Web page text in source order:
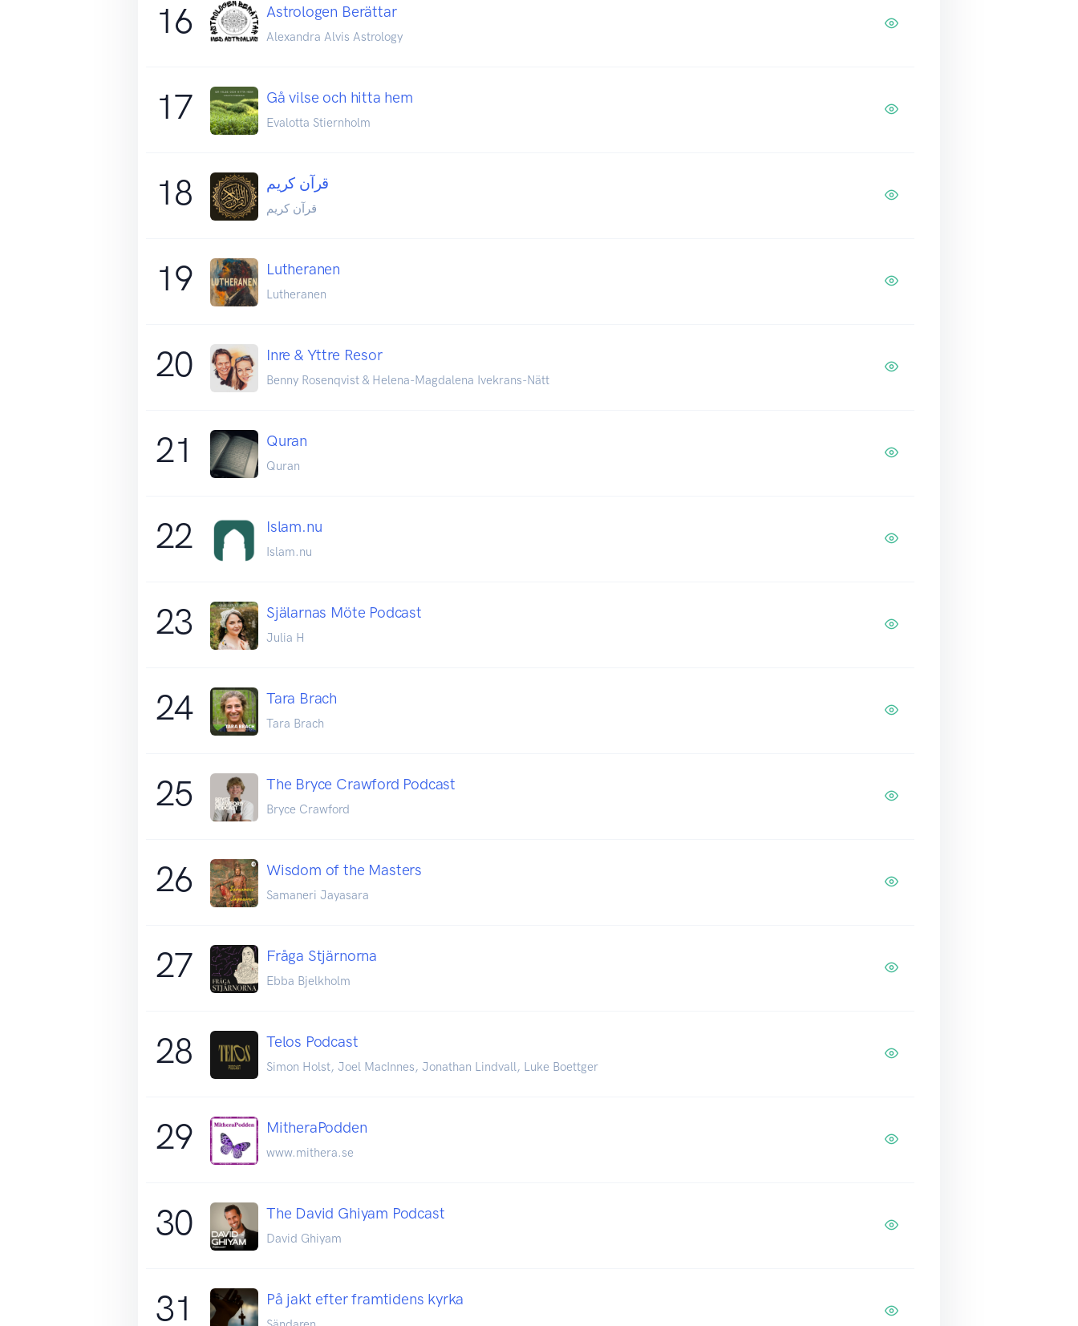
16 Astrologen Berättar
Alexandra Alvis Astrology
17 Gå vilse och hitta hem
Evalotta Stiernholm
18 قرآن كريم
قرآن كريم
19 Lutheranen
Lutheranen
20 Inre & Yttre Resor
Benny Rosenqvist & Helena-Magdalena Ivekrans-Nätt
21 Quran
Quran
22 Islam.nu
Islam.nu
23 Själarnas Möte Podcast
Julia H
24 Tara Brach
Tara Brach
25 The Bryce Crawford Podcast
Bryce Crawford
26 Wisdom of the Masters
Samaneri Jayasara
27 Fråga Stjärnorna
Ebba Bjelkholm
28 Telos Podcast
Simon Holst, Joel MacInnes, Jonathan Lindvall, Luke Boettger
29 MitheraPodden
www.mithera.se
30 The David Ghiyam Podcast
David Ghiyam
31 På jakt efter framtidens kyrka